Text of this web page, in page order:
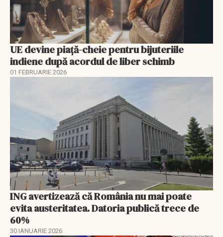
UE devine piață-cheie pentru bijuteriile
indiene după acordul de liber schimb
01 FEBRUARIE 2026
ING avertizează că România nu mai poate
evita austeritatea. Datoria publică trece de
60%
30 IANUARIE 2026